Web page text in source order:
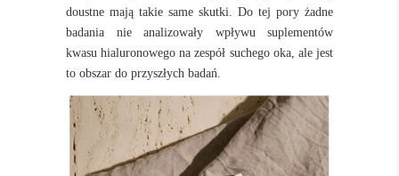
doustne mają takie same skutki. Do tej pory żadne
badania nie analizowały wpływu suplementów
kwasu hialuronowego na zespół suchego oka, ale jest
to obszar do przyszłych badań.